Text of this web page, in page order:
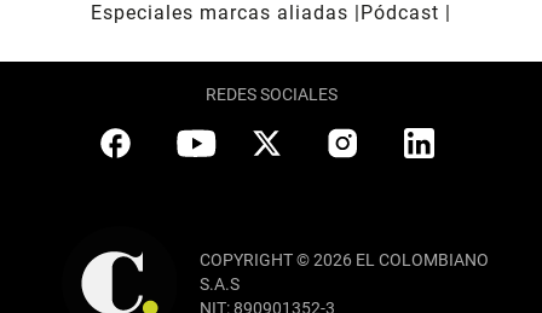
Especiales marcas aliadas
Pódcast
REDES SOCIALES
COPYRIGHT © 2026 EL COLOMBIANO
S.A.S
NIT: 890901352-3